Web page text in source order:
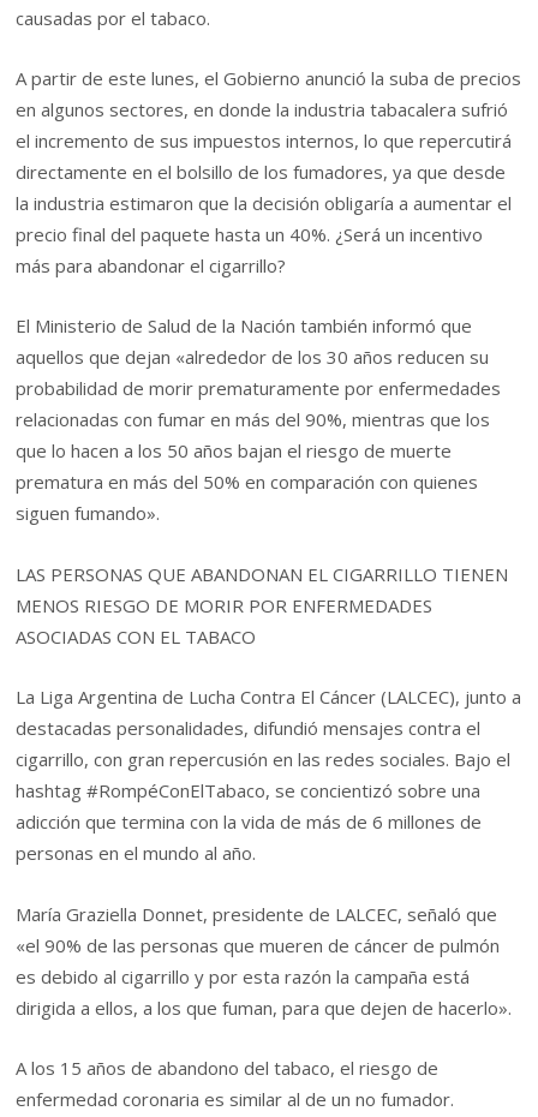
causadas por el tabaco.
A partir de este lunes, el Gobierno anunció la suba de precios
en algunos sectores, en donde la industria tabacalera sufrió
el incremento de sus impuestos internos, lo que repercutirá
directamente en el bolsillo de los fumadores, ya que desde
la industria estimaron que la decisión obligaría a aumentar el
precio final del paquete hasta un 40%. ¿Será un incentivo
más para abandonar el cigarrillo?
El Ministerio de Salud de la Nación también informó que
aquellos que dejan «alrededor de los 30 años reducen su
probabilidad de morir prematuramente por enfermedades
relacionadas con fumar en más del 90%, mientras que los
que lo hacen a los 50 años bajan el riesgo de muerte
prematura en más del 50% en comparación con quienes
siguen fumando».
LAS PERSONAS QUE ABANDONAN EL CIGARRILLO TIENEN
MENOS RIESGO DE MORIR POR ENFERMEDADES
ASOCIADAS CON EL TABACO
La Liga Argentina de Lucha Contra El Cáncer (LALCEC), junto a
destacadas personalidades, difundió mensajes contra el
cigarrillo, con gran repercusión en las redes sociales. Bajo el
hashtag #RompéConElTabaco, se concientizó sobre una
adicción que termina con la vida de más de 6 millones de
personas en el mundo al año.
María Graziella Donnet, presidente de LALCEC, señaló que
«el 90% de las personas que mueren de cáncer de pulmón
es debido al cigarrillo y por esta razón la campaña está
dirigida a ellos, a los que fuman, para que dejen de hacerlo».
A los 15 años de abandono del tabaco, el riesgo de
enfermedad coronaria es similar al de un no fumador.